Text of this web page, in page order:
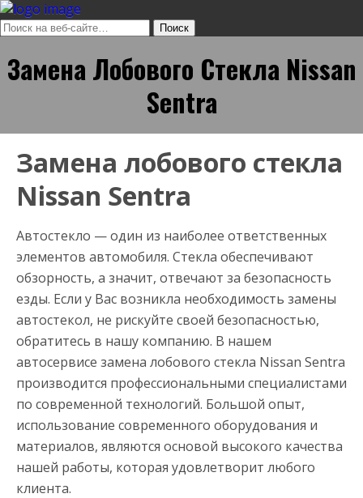
Замена Лобового Стекла Nissan
Sentra
Замена лобового стекла
Nissan Sentra
Автостекло — один из наиболее ответственных
элементов автомобиля. Стекла обеспечивают
обзорность, а значит, отвечают за безопасность
езды. Если у Вас возникла необходимость замены
автостекол, не рискуйте своей безопасностью,
обратитесь в нашу компанию. В нашем
автосервисе замена лобового стекла Nissan Sentra
производится профессиональными специалистами
по современной технологий. Большой опыт,
использование современного оборудования и
материалов, являются основой высокого качества
нашей работы, которая удовлетворит любого
клиента.